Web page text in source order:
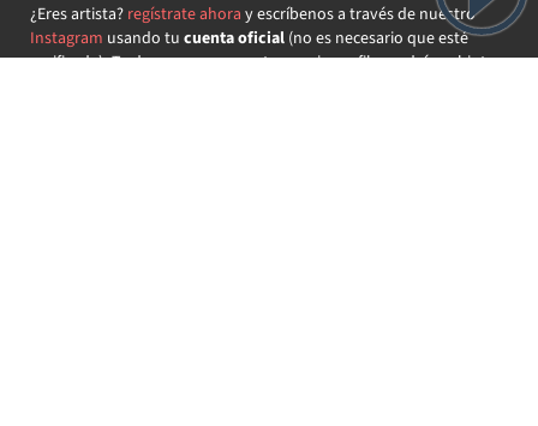
¿Eres artista? regístrate ahora y escríbenos a través de nuestro
Instagram usando tu cuenta oficial(no es necesario que esté
verificada) ¡Te daremos acceso a tu propio perfil y podrás subir tus